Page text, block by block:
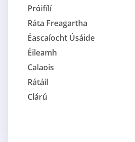
Próifílí
Ráta Freagartha
Éascaíocht Úsáide
Éileamh
Calaois
Rátáil
Clárú